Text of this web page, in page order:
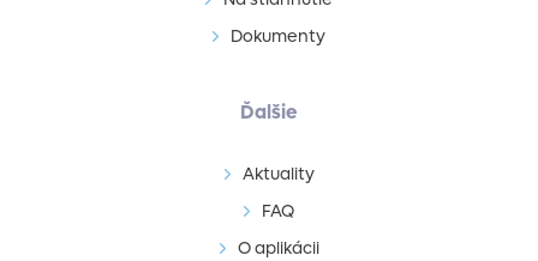
Dokumenty
Ďalšie
Aktuality
FAQ
O aplikácii